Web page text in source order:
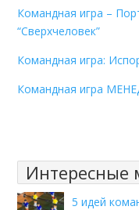
Командная игра –
“Сверхчеловек”
Командная игра:
Командная игра
Интересные
5 идей